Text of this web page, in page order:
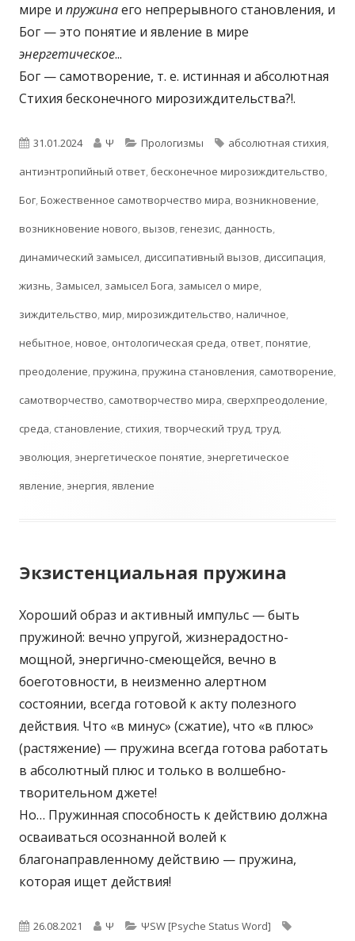
мире и пружинаего непрерывного становления, и
Бог — это понятие и явление в мире
энергетическое...
Бог — самотворение, т. е. истинная и абсолютная
Стихия бесконечного мирозиждительства?!.
Опубликовано
31.01.2024 Автор
Ψ Рубрики
Прологизмы Метки
абсолютная стихия,
антиэнтропийный ответ, бесконечное мирозиждительство,
Бог,Божественное самотворчество мира,возникновение,
возникновение нового,вызов,генезис, данность,
динамический замысел, диссипативный вызов, диссипация,
жизнь, Замысел, замысел Бога, замысел о мире,
зиждительство,мир,мирозиждительство,наличное,
небытное,новое, онтологическая среда, ответ,понятие,
преодоление,пружина,пружина становления, самотворение,
самотворчество, самотворчество мира, сверхпреодоление,
среда, становление, стихия,творческий труд,труд,
эволюция, энергетическое понятие, энергетическое
явление, энергия,явление
Экзистенциальная пружина
Хороший образ и активный импульс — быть
пружиной: вечно упругой, жизнерадостно-
мощной, энергично-смеющейся, вечно в
боеготовности, в неизменно алертном
состоянии, всегда готовой к акту полезного
действия. Что «в минус» (сжатие), что «в плюс»
(растяжение) — пружина всегда готова работать
в абсолютный плюс и только в волшебно-
творительном джете!
Но… Пружинная способность к действию должна
осваиваться осознанной волей к
благонаправленному действию — пружина,
которая ищет действия!
Опубликовано
26.08.2021 Автор
Ψ Рубрики
ΨSW [Psyche Status Word]